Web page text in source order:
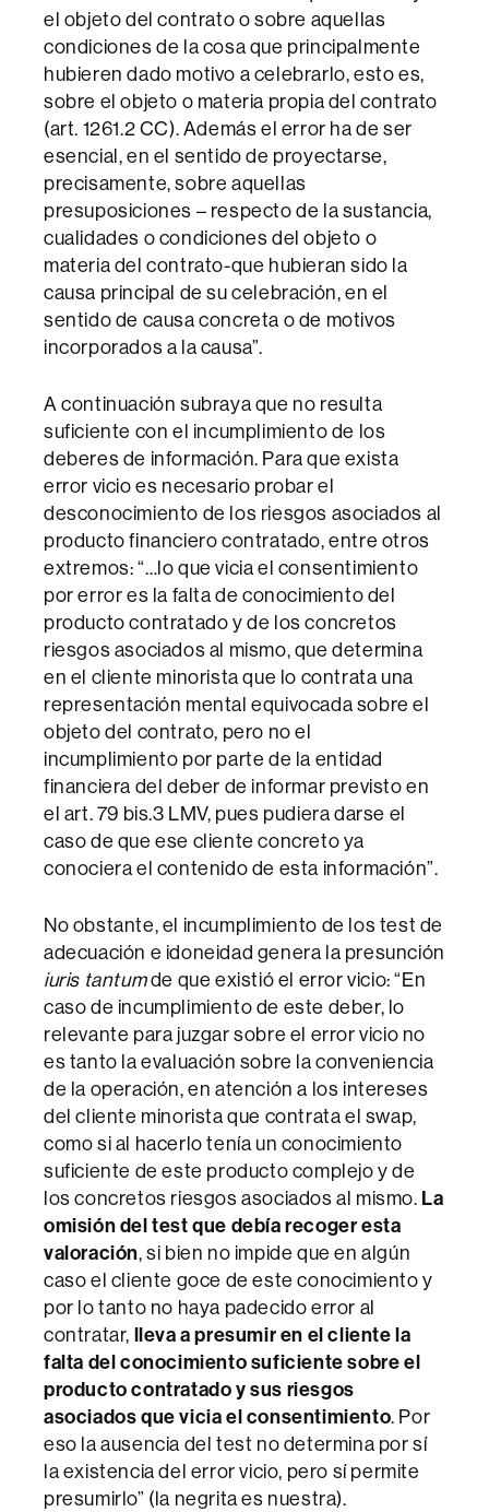
el objeto del contrato o sobre aquellas
condiciones de la cosa que principalmente
hubieren dado motivo a celebrarlo, esto es,
sobre el objeto o materia propia del contrato
(art. 1261.2 CC). Además el error ha de ser
esencial, en el sentido de proyectarse,
precisamente, sobre aquellas
presuposiciones – respecto de la sustancia,
cualidades o condiciones del objeto o
materia del contrato-que hubieran sido la
causa principal de su celebración, en el
sentido de causa concreta o de motivos
incorporados a la causa”.
A continuación subraya que no resulta
suficiente con el incumplimiento de los
deberes de información. Para que exista
error vicio es necesario probar el
desconocimiento de los riesgos asociados al
producto financiero contratado, entre otros
extremos: “…lo que vicia el consentimiento
por error es la falta de conocimiento del
producto contratado y de los concretos
riesgos asociados al mismo, que determina
en el cliente minorista que lo contrata una
representación mental equivocada sobre el
objeto del contrato, pero no el
incumplimiento por parte de la entidad
financiera del deber de informar previsto en
el art. 79 bis.3 LMV, pues pudiera darse el
caso de que ese cliente concreto ya
conociera el contenido de esta información”.
No obstante, el incumplimiento de los test de
adecuación e idoneidad genera la presunción
iuris tantumde que existió el error vicio: “En
caso de incumplimiento de este deber, lo
relevante para juzgar sobre el error vicio no
es tanto la evaluación sobre la conveniencia
de la operación, en atención a los intereses
del cliente minorista que contrata el swap,
como si al hacerlo tenía un conocimiento
suficiente de este producto complejo y de
los concretos riesgos asociados al mismo. La
omisión del test que debía recoger esta
valoración, si bien no impide que en algún
caso el cliente goce de este conocimiento y
por lo tanto no haya padecido error al
contratar, lleva a presumir en el cliente la
falta del conocimiento suficiente sobre el
producto contratado y sus riesgos
asociados que vicia el consentimiento. Por
eso la ausencia del test no determina por sí
la existencia del error vicio, pero sí permite
presumirlo” (la negrita es nuestra).